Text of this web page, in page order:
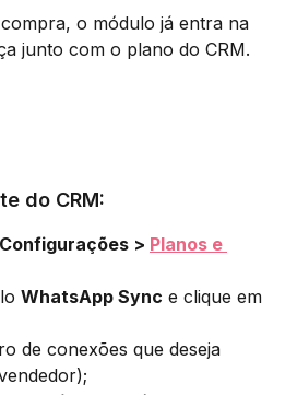
o módulo já entra na
junto com o plano do CRM.
do CRM:
> Planos e
WhatsApp Sync e clique em
de conexões que deseja